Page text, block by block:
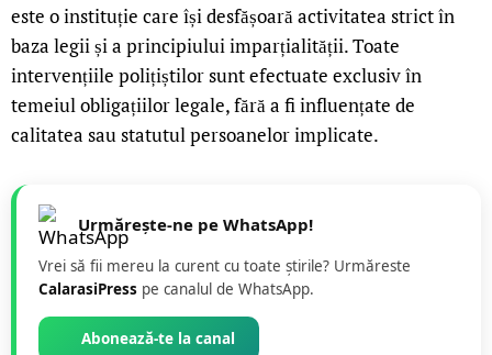
este o instituție care își desfășoară activitatea strict în
baza legii și a principiului imparțialității. Toate
intervențiile polițiștilor sunt efectuate exclusiv în
temeiul obligațiilor legale, fără a fi influențate de
calitatea sau statutul persoanelor implicate.
Urmărește-ne pe WhatsApp!
Vrei să fii mereu la curent cu toate știrile? Urmăreste
CalarasiPress pe canalul de WhatsApp.
Abonează-te la canal